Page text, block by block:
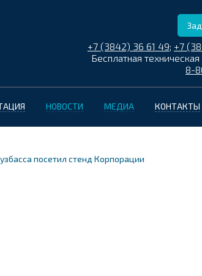
+7 (3842) 36 61 49; +7
Бесплатная
8-
НОВОСТИ МЕДИА КОНТАКТЫ
посетил стенд Корпорации